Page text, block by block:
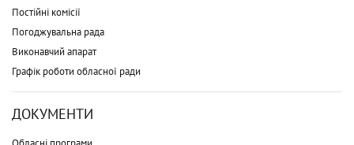
Постійні комісії
Погоджувальна рада
Виконавчий апарат
Графік роботи обласної ради
ДОКУМЕНТИ